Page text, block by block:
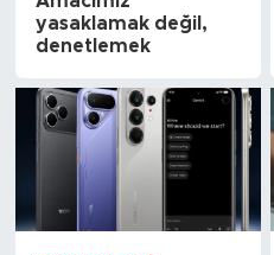
yasaklamak değil,
denetlemek